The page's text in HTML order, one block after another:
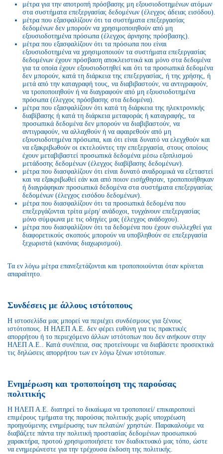
μέτρα για την αποτροπή πρόσβασης μη εξουσιοδοτημένων ατόμων
στα συστήματα επεξεργασίας δεδομένων (έλεγχος άδειας εισόδου).
μέτρα που εξασφαλίζουν ότι τα συστήματα επεξεργασίας
δεδομένων δεν μπορούν να χρησιμοποιηθούν από μη
εξουσιοδοτημένα πρόσωπα (έλεγχος άρνησης πρόσβασης).
μέτρα που εξασφαλίζουν ότι τα πρόσωπα που είναι
εξουσιοδοτημένα να χρησιμοποιούν τα συστήματα επεξεργασίας
δεδομένων έχουν πρόσβαση αποκλειστικά και μόνο στα δεδομένα
για τα οποία έχουν εξουσιοδοτηθεί και ότι τα προσωπικά δεδομένα
δεν μπορούν, κατά τη διάρκεια της επεξεργασίας, ή της χρήσης, ή
μετά από την καταγραφή τους, να διαβιβαστούν, να αντιγραφούν,
να τροποποιηθούν ή να διαγραφούν από μη εξουσιοδοτημένα
πρόσωπα (έλεγχος πρόσβασης στα δεδομένα).
μέτρα που εξασφαλίζουν ότι κατά τη διάρκεια της ηλεκτρονικής
διαβίβασης ή κατά τη διάρκεια μεταφοράς ή καταγραφής, τα
προσωπικά δεδομένα δεν μπορούν να διαβιβαστούν, να
αντιγραφούν, να αλλαχθούν ή να αφαιρεθούν από μη
εξουσιοδοτημένα πρόσωπα, και ότι είναι δυνατό να ελεγχθούν και
να εξακριβωθούν οι εκτελούντες την επεξεργασία, στους οποίους
έχουν μεταβιβαστεί προσωπικά δεδομένα μέσω εξοπλισμού
μετάδοσης δεδομένων (έλεγχος διαβίβασης δεδομένων).
μέτρα που διασφαλίζουν ότι είναι δυνατό αναδρομικά να εξεταστεί
και να εξακριβωθεί εάν και από ποιον εισήχθησαν, τροποποιήθηκαν
ή διαγράφηκαν προσωπικά δεδομένα στα συστήματα επεξεργασίας
δεδομένων (έλεγχος εισόδου δεδομένων).
μέτρα που διασφαλίζουν ότι τα προσωπικά δεδομένα που
επεξεργάζονται τρίτα μέρη/ ανάδοχοι, τυγχάνουν επεξεργασίας
μόνο σύμφωνα με τις οδηγίες μας (έλεγχος ανάδοχου).
μέτρα που διασφαλίζουν ότι τα δεδομένα που έχουν συλλεχθεί για
διαφορετικούς σκοπούς μπορούν να υποβληθούν σε επεξεργασία
ξεχωριστά (κανόνας διαχωρισμού).
Τα εν λόγω μέτρα επανεξετάζονται και τροποποιούνται όταν κρίνεται
απαραίτητο.
Συνδέσεις με άλλους ιστότοπους
Η ιστοσελίδα μας μπορεί να περιέχει συνδέσμους για ξένους
ιστότοπους. Η ΗΛΕΠ Α.Ε. δεν φέρει ευθύνη για τις πρακτικές
απορρήτου ή το περιεχόμενο άλλων ιστότοπων που δεν ανήκουν στην
ΗΛΕΠ Α.Ε.. Κατά συνέπεια, σας προτείνουμε να διαβάσετε προσεκτικά
τις δηλώσεις απορρήτου των εν λόγω ξένων ιστότοπων.
Ενημέρωση και τροποποίηση της παρούσας
πολιτικής
Η ΗΛΕΠ Α.Ε. διατηρεί το δικαίωμα να τροποποιεί/ επικαιροποιεί
επιμέρους τμήματα της παρούσας πολιτικής χωρίς υποχρέωση
προηγούμενης ενημέρωσης των πελατών/ χρηστών. Παρακαλούμε να
διαβάζετε πάντα την πολιτική προστασίας δεδομένων προσωπικού
χαρακτήρα, προτού χρησιμοποιήσετε τον διαδικτυακό μας τόπο, ώστε
να ενημερώνεστε για την τρέχουσα έκδοση της πολιτικής.